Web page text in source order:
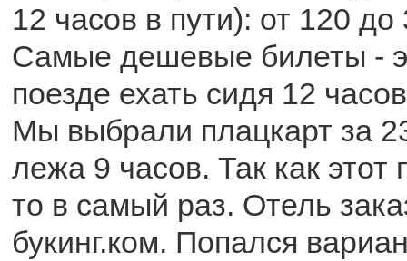
12 часов в пути): от 120
Самые дешевые билеты -
поезде ехать сидя 12
Мы выбрали плацкарт за
лежа 9 часов. Так как
то в самый раз. Отель
букинг.ком. Попался